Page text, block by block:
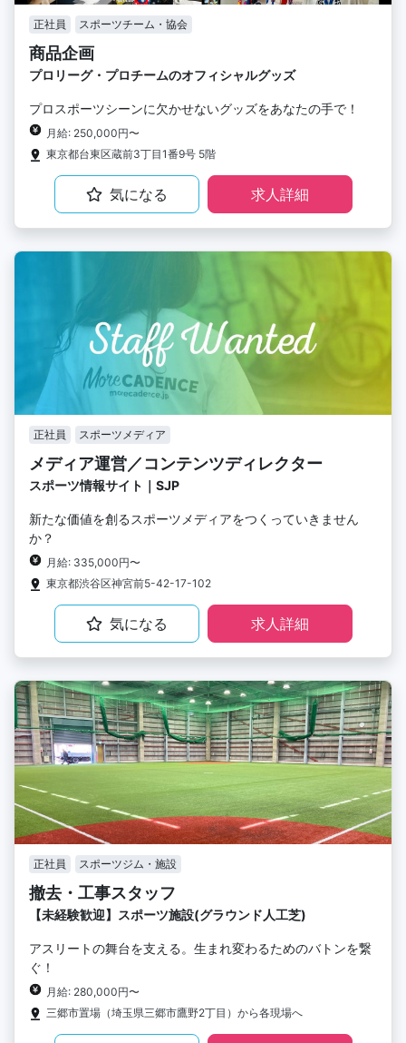
正社員 スポーツチーム・協会
商品企画
プロリーグ・プロチームのオフィシャルグッズ
プロスポーツシーンに欠かせないグッズをあなたの手で！
月給: 250,000円〜
東京都台東区蔵前3丁目1番9号 5階
気になる 求人詳細
正社員 スポーツメディア
メディア運営／コンテンツディレクター
スポーツ情報サイト｜SJP
新たな価値を創るスポーツメディアをつくっていきません
か？
月給: 335,000円〜
東京都渋谷区神宮前5-42-17-102
気になる 求人詳細
正社員 スポーツジム・施設
撤去・工事スタッフ
【未経験歓迎】スポーツ施設(グラウンド人工芝)
アスリートの舞台を支える。生まれ変わるためのバトンを繋
ぐ！
月給: 280,000円〜
三郷市置場（埼玉県三郷市鷹野2丁目）から各現場へ